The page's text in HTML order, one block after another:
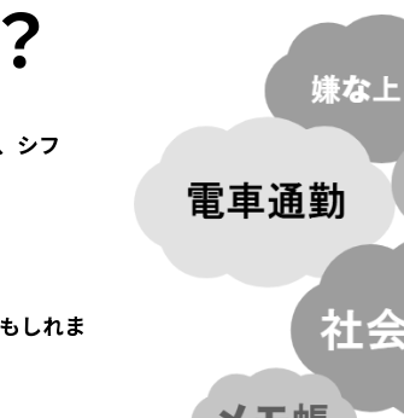
？
シフ
しれま